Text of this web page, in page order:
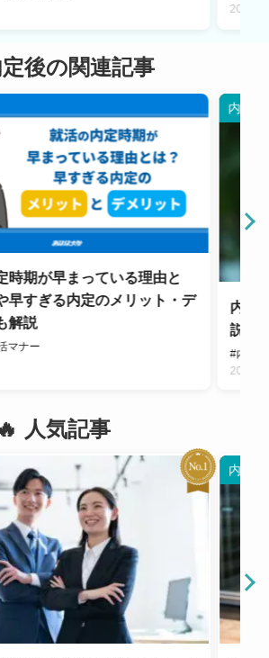
後の関連記事
時期が早まっている理由と
早すぎる内定のメリット・デ
解説
マナー
内定後
内定
説！
#内定
人気記事
内定後